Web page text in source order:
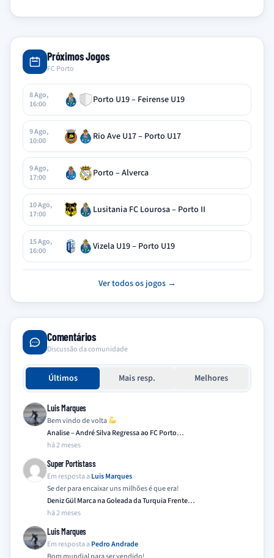
Próximos Jogos
FC Porto
8 Ago,
16:00
Porto U19 – Feirense U19
9 Ago,
10:00
Rio Ave U17 – Porto U17
9 Ago,
17:00
Porto – Alverca
10 Ago,
17:00
Lusitania FC Lourosa – Porto II
15 Ago,
16:00
Vizela U19 – Porto U19
Ver todos os jogos →
Comentários
Discussão da comunidade
Últimos Mais resp. Melhores
Luis Marques
Bem vindo de volta
Analise – André Silva Regressa ao FC Porto…
há 2 meses
Super Portistass
Em resposta a Luis Marques
Se der para encaixar uns milhões é que era!
Deniz Gül Marca na Goleada da Turquia Frente…
há 2 meses
Luis Marques
Em resposta a Pedro Andrade